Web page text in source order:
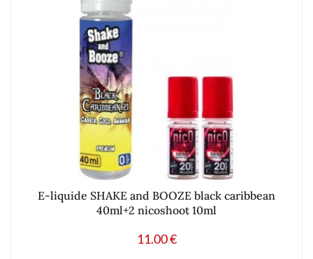
E-liquide SHAKE and BOOZE black caribbean
40ml+2 nicoshoot 10ml
11.00€